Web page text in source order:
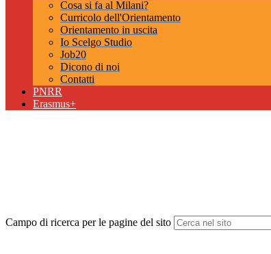
Cosa si fa al Milani?
Curricolo dell'Orientamento
Orientamento in uscita
Io Scelgo Studio
Job20
Dicono di noi
Contatti
PNRR
Erasmus+
Campo di ricerca per le pagine del sito